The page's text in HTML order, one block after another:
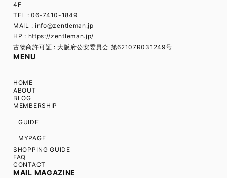
4F
TEL : 06-7410-1849
MAIL : info@zentleman.jp
HP : https://zentleman.jp/
古物商許可証 : 大阪府公安委員会 第62107R031249号
MENU
HOME
ABOUT
BLOG
MEMBERSHIP
GUIDE
MYPAGE
SHOPPING GUIDE
FAQ
CONTACT
MAIL MAGAZINE